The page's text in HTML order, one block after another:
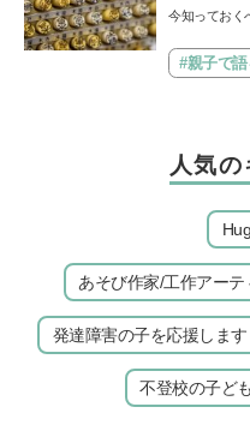
今知っておく
類…#親子で
人気
あそび作家/工作アー
発達障害の子を応援します
不登校の子ど